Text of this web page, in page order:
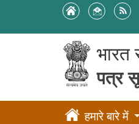
भारत
पत्र
हमारे बारे में